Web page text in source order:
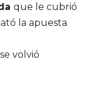
que le cubrió
la apuesta
volvió